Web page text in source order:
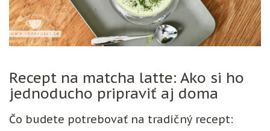
Recept na matcha latte: Ako si ho
jednoducho pripraviť aj doma
Čo budete potrebovať na tradičný recept: